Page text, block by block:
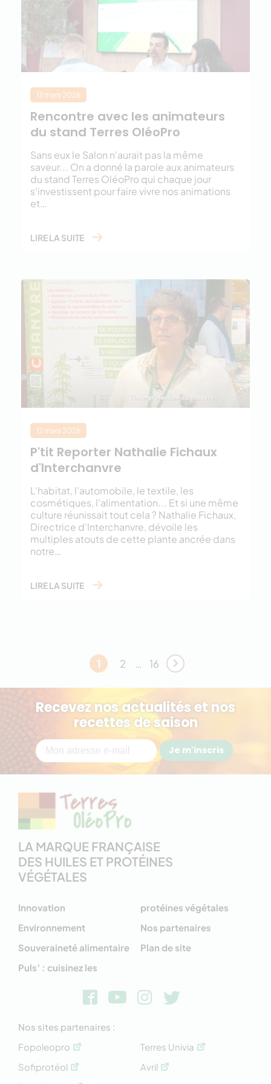
13 mars 2026
Rencontre avec les animateurs
du stand Terres OléoPro
Sans eux le Salon n'aurait pas la même
saveur... On a donné la parole aux animateurs
du stand Terres OléoPro qui chaque jour
s'investissent pour faire vivre nos animations
et…
LIRE LA SUITE
12 mars 2026
P'tit Reporter Nathalie Fichaux
d'Interchanvre
L'habitat, l'automobile, le textile, les
cosmétiques, l'alimentation... Et si une même
culture réunissait tout cela ? Nathalie Fichaux,
Directrice d'Interchanvre, dévoile les
multiples atouts de cette plante ancrée dans
notre…
LIRE LA SUITE
1 2 … 16
Recevez nos actualités et nos
recettes de saison
Je m'inscris
LA MARQUE FRANÇAISE
DES HUILES ET PROTÉINES
VÉGÉTALES
Innovation
Environnement
Souveraineté alimentaire
Puls’ : cuisinez les
protéines végétales
Nos partenaires
Plan de site
Nos sites partenaires :
Fopoleopro
Sofiprotéol
Terres Univia
Avril